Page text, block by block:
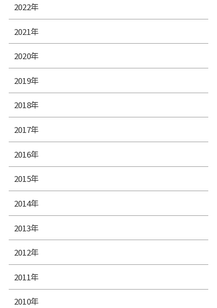
2022年
2021年
2020年
2019年
2018年
2017年
2016年
2015年
2014年
2013年
2012年
2011年
2010年